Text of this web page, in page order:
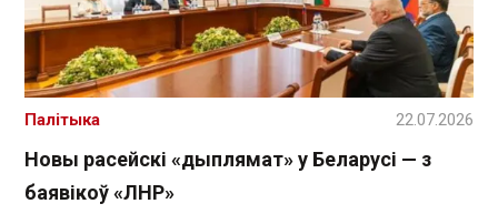
Новы расейскі «дыплямат» у Беларусі — з
баявікоў «ЛНР»
Палітыка 22.07.2026